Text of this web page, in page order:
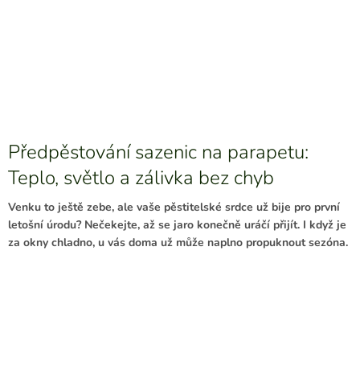
Předpěstování sazenic na parapetu:
Teplo, světlo a zálivka bez chyb
Venku to ještě zebe, ale vaše pěstitelské srdce už bije pro první
letošní úrodu? Nečekejte, až se jaro konečně uráčí přijít. I když je
za okny chladno, u vás doma už může naplno propuknout sezóna.